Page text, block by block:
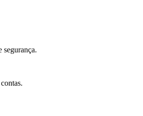
segurança.